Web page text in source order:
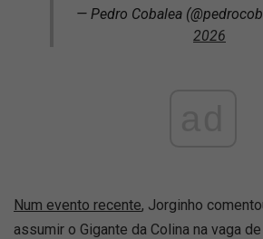
— Pedro Cobalea
2026
Num evento recente, Jorginho
assumir o Gigante da Colina na vaga